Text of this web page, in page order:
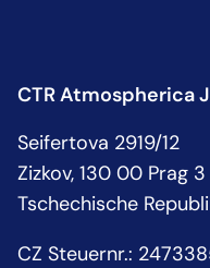
CTR Atmospherica
Seifertova 2919/12
Zizkov, 130 00 Prag 3
Tschechische
CZ Steuernr.: